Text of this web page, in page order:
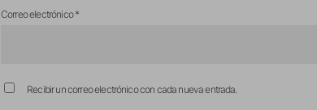
Correo electrónico*
Recibir un correo electrónico con cada nueva entrada.